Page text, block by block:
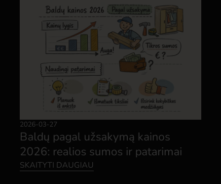
2026-03-27
Baldų pagal užsakymą kainos
2026: realios sumos ir patarimai
SKAITYTI DAUGIAU